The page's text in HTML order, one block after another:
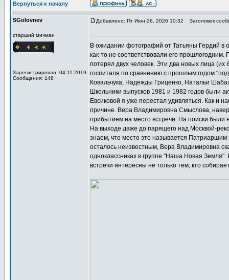
Вернуться к началу
SGolovnev
старший мичман
Зарегистрирован: 04.11.2019
Сообщения: 148
Добавлено: Пт Июн 26, 2026 10:32 Заголовок
В ожидании фотографий от Татьяны Гердий в
как-то не соответствовали его
потерял двух человек. Эти два новых лица
госпиталя по сравнению с прошлым годом
Ковальчука, Надежды Гриценко, Натальи
Школьники выпусков 1981 и 1982 годов были
Евсиковой я уже перестал удивляться. Как и
причине. Вера Владимировна Смыслова,
прибытием на место встречи. На поиски были
На выходе даже до парящего над Москвой-
знаем, что место это называется
осталось неизвестным, Вера Владимировна
одноклассниках в группе "Наша Новая
встречи интересны не только тем, кто